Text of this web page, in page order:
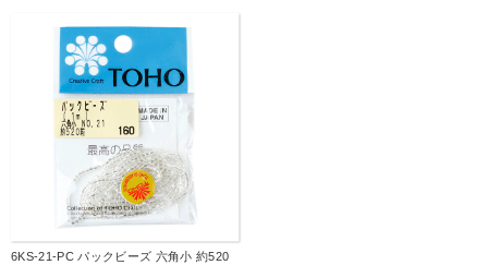
6KS-21-PC パックビーズ 六角小 約520